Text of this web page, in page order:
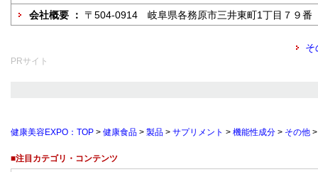
会社概要 ： 〒504-0914 岐阜県各務原市三井東町1丁目７９番
そ
PRサイト
健康美容EXPO：TOP > 健康食品 > 製品 > サプリメント > 機能性成分 > その他
■注目カテゴリ・コンテンツ